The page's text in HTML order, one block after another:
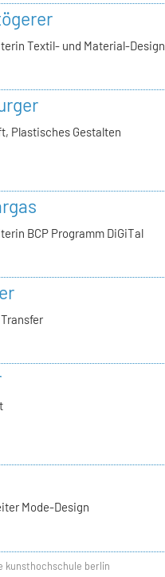
Textil- und Material-Design
Plastisches Gestalten
BCP Programm DiGiTal
Mode-Design
kunsthochschule berlin